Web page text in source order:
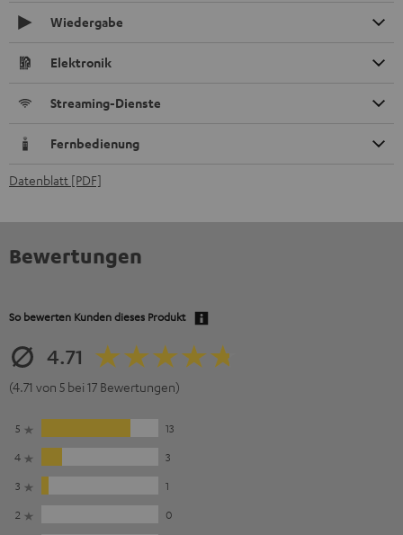
Wiedergabe
Elektronik
Streaming-Dienste
Fernbedienung
Datenblatt [PDF]
Bewertungen
So bewerten Kunden dieses Produkt
4.71
(4.71 von 5 bei 17 Bewertungen)
5
13
4
3
3
1
2
0